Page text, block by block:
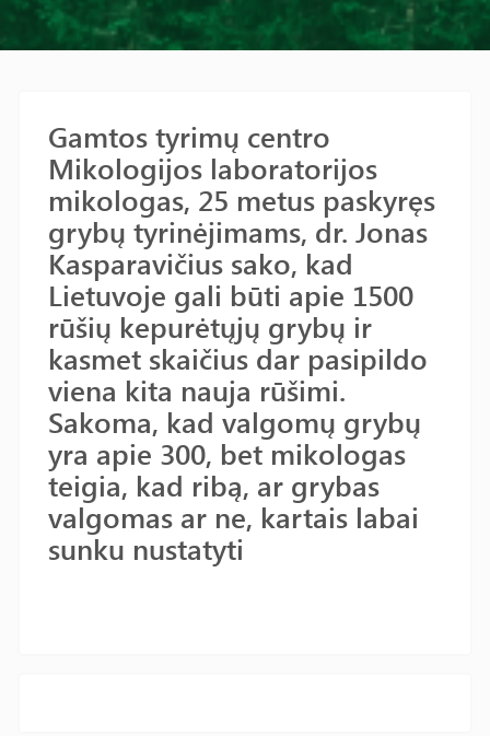
Gamtos tyrimų centro
Mikologijos laboratorijos
mikologas, 25 metus paskyręs
grybų tyrinėjimams, dr. Jonas
Kasparavičius sako, kad
Lietuvoje gali būti apie 1500
rūšių kepurėtųjų grybų ir
kasmet skaičius dar pasipildo
viena kita nauja rūšimi.
Sakoma, kad valgomų grybų
yra apie 300, bet mikologas
teigia, kad ribą, ar grybas
valgomas ar ne, kartais labai
sunku nustatyti